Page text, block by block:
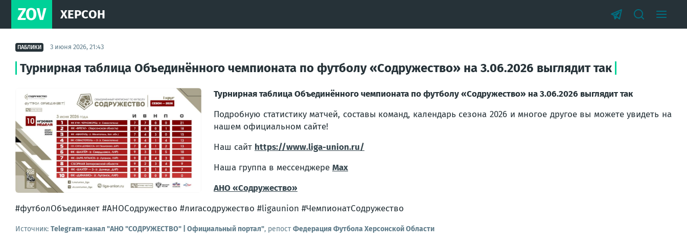
ZOV ХЕРСОН
ПАБЛИКИ 3 июня 2026, 21:43
Турнирная таблица Объединённого чемпионата по футболу «Содружество» на 3.06.2026 выглядит так
Турнирная таблица Объединённого чемпионата по футболу «Содружество» на 3.06.2026 выглядит так
Подробную статистику матчей, составы команд, календарь сезона 2026 и многое другое вы можете увидеть на
нашем официальном сайте!
Наш сайт https://www.liga-union.ru/
Наша группа в мессенджере Мах
АНО «Содружество»
#футболОбъединяет #АНОСодружество #лигасодружество #ligaunion #ЧемпионатСодружество
Источник: Telegram-канал "АНО "СОДРУЖЕСТВО" | Официальный портал", репостФедерация Футбола Херсонской Области